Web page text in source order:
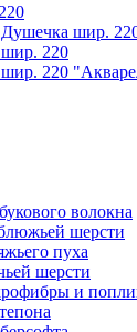
шир.
220
220
волокна
шерсти
пуха
шерсти
и